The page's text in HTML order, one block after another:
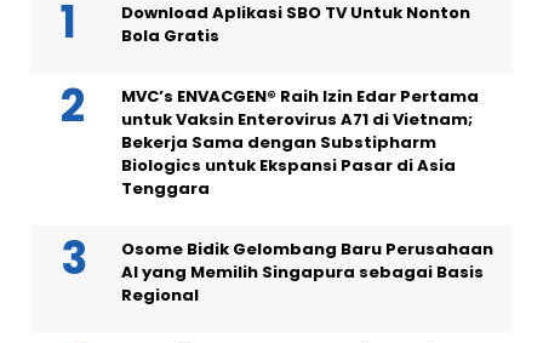
Download Aplikasi SBO TV Untuk Nonton
Bola Gratis
MVC’s ENVACGEN® Raih Izin Edar Pertama
untuk Vaksin Enterovirus A71 di Vietnam;
Bekerja Sama dengan Substipharm
Biologics untuk Ekspansi Pasar di Asia
Tenggara
Osome Bidik Gelombang Baru Perusahaan
AI yang Memilih Singapura sebagai Basis
Regional